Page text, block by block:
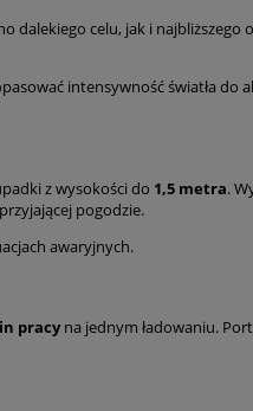
dalekiego celu, jak i
intensywność światła
z wysokości do 1,5 metra.
pogodzie.
awaryjnych.
pracyna jednym ładowaniu. Port